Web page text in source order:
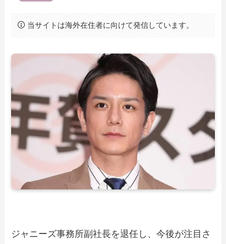
当サイトは海外在住者に向けて発信しています。
ジャニーズ事務所副社長を退任し、今後が注目さ